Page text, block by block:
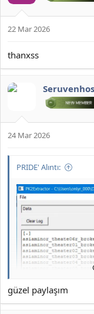
JOYMAX
2026
22 Mar 2026
thanxss
24 Mar 2026
PRIDE' Alıntı:
güzel paylaşım